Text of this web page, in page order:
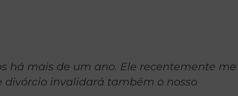
há mais de um ano. Ele recentemente me
divórcio invalidará também o nosso